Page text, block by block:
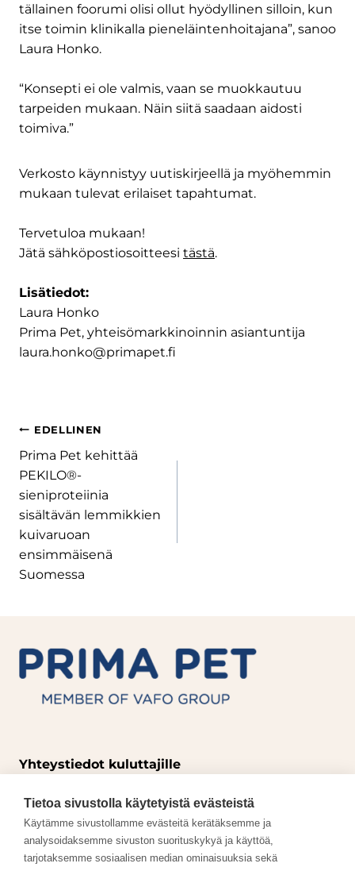
tällainen foorumi olisi ollut hyödyllinen silloin, kun
itse toimin klinikalla pieneläintenhoitajana”, sanoo
Laura Honko.
“Konsepti ei ole valmis, vaan se muokkautuu
tarpeiden mukaan. Näin siitä saadaan aidosti
toimiva.”
Verkosto käynnistyy uutiskirjeellä ja myöhemmin
mukaan tulevat erilaiset tapahtumat.
Tervetuloa mukaan!
Jätä sähköpostiosoitteesi tästä.
Lisätiedot:
Laura Honko
Prima Pet, yhteisömarkkinoinnin asiantuntija
laura.honko@primapet.fi
Artikkelien
selaus
EDELLINEN
Prima Pet kehittää
PEKILO®-
sieniproteiinia
sisältävän lemmikkien
kuivaruoan
ensimmäisenä
Suomessa
Yhteystiedot kuluttajille
info@primapet.fi
Avoinna ma-ti klo 11.00-14.00
Tietoa sivustolla käytetyistä evästeistä
Käytämme sivustollamme evästeitä kerätäksemme ja
analysoidaksemme sivuston suorituskykyä ja käyttöä,
tarjotaksemme sosiaalisen median ominaisuuksia sekä